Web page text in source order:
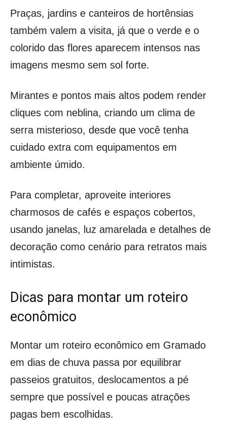
Praças, jardins e canteiros de hortênsias
também valem a visita, já que o verde e o
colorido das flores aparecem intensos nas
imagens mesmo sem sol forte.
Mirantes e pontos mais altos podem render
cliques com neblina, criando um clima de
serra misterioso, desde que você tenha
cuidado extra com equipamentos em
ambiente úmido.
Para completar, aproveite interiores
charmosos de cafés e espaços cobertos,
usando janelas, luz amarelada e detalhes de
decoração como cenário para retratos mais
intimistas.
Dicas para montar um roteiro
econômico
Montar um roteiro econômico em Gramado
em dias de chuva passa por equilibrar
passeios gratuitos, deslocamentos a pé
sempre que possível e poucas atrações
pagas bem escolhidas.